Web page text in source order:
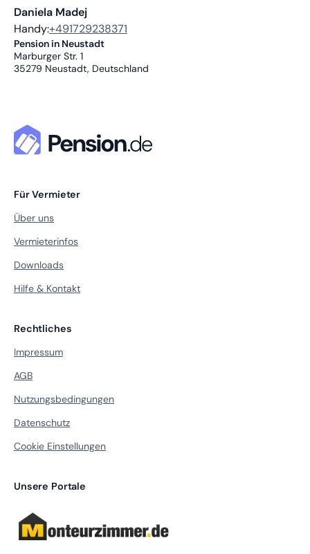
Daniela Madej
Handy:+491729238371
Pension in Neustadt
Marburger Str. 1
35279 Neustadt, Deutschland
Für Vermieter
Über uns
Vermieterinfos
Downloads
Hilfe & Kontakt
Rechtliches
Impressum
AGB
Nutzungsbedingungen
Datenschutz
Cookie Einstellungen
Unsere Portale